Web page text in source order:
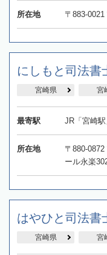
所在地 〒883-
にしもと司法書
宮崎県 宮
最寄駅 JR「宮崎
所在地
〒880-
ール永楽
はやひと司法書
宮崎県 宮